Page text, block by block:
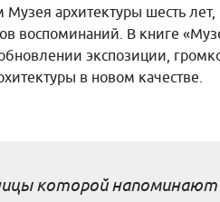
архитектуры шесть
воспоминаний. В книге
экспозиции,
в новом качестве.
которой